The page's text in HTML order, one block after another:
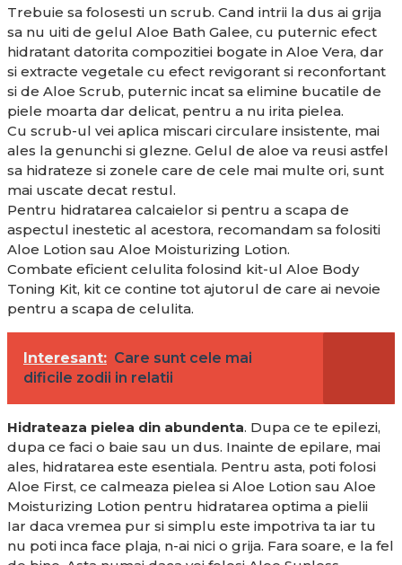
Trebuie sa folosesti un scrub. Cand intrii la dus ai grija
sa nu uiti de gelul Aloe Bath Galee, cu puternic efect
hidratant datorita compozitiei bogate in Aloe Vera, dar
si extracte vegetale cu efect revigorant si reconfortant
si de Aloe Scrub, puternic incat sa elimine bucatile de
piele moarta dar delicat, pentru a nu irita pielea.
Cu scrub-ul vei aplica miscari circulare insistente, mai
ales la genunchi si glezne. Gelul de aloe va reusi astfel
sa hidrateze si zonele care de cele mai multe ori, sunt
mai uscate decat restul.
Pentru hidratarea calcaielor si pentru a scapa de
aspectul inestetic al acestora, recomandam sa folositi
Aloe Lotion sau Aloe Moisturizing Lotion.
Combate eficient celulita folosind kit-ul Aloe Body
Toning Kit, kit ce contine tot ajutorul de care ai nevoie
pentru a scapa de celulita.
Interesant: Care sunt cele mai
dificile zodii in relatii
Hidrateaza pielea din abundenta. Dupa ce te epilezi,
dupa ce faci o baie sau un dus. Inainte de epilare, mai
ales, hidratarea este esentiala. Pentru asta, poti folosi
Aloe First, ce calmeaza pielea si Aloe Lotion sau Aloe
Moisturizing Lotion pentru hidratarea optima a pielii
Iar daca vremea pur si simplu este impotriva ta iar tu
nu poti inca face plaja, n-ai nici o grija. Fara soare, e la fel